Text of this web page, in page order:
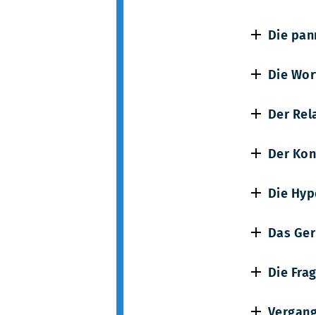
Die
Die
Der
Der
Die
Das
Die